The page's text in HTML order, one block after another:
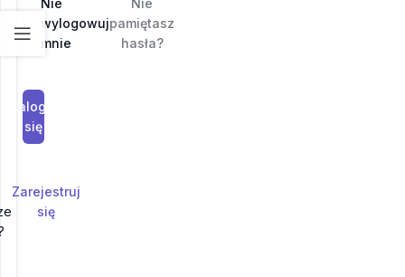
Nie
wylogowuj
mnie
Nie
pamiętasz
hasła?
Zaloguj
się
Zarejestruj
się